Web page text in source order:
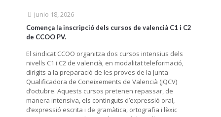
junio 18, 2026
Comença la inscripció dels cursos de valencià C1 i C2
de CCOO PV.
El sindicat CCOO organitza dos cursos intensius dels
nivells C1 i C2 de valencià, en modalitat teleformació,
dirigits a la preparació de les proves de la Junta
Qualificadora de Coneixements de Valencià (JQCV)
d’octubre. Aquests cursos pretenen repassar, de
manera intensiva, els continguts d’expressió oral,
d’expressió escrita i de gramàtica, ortografia i lèxic